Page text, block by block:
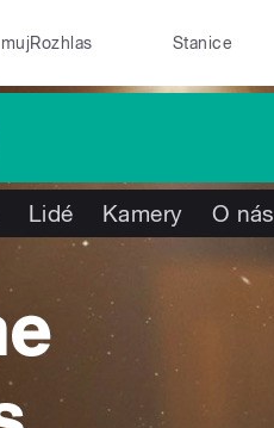
mujRozhlas Stanice
Lidé Kamery O nás